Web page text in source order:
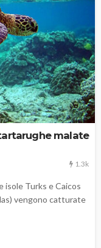
malate
1.3k
isole Turks e Caicos
vengono catturate